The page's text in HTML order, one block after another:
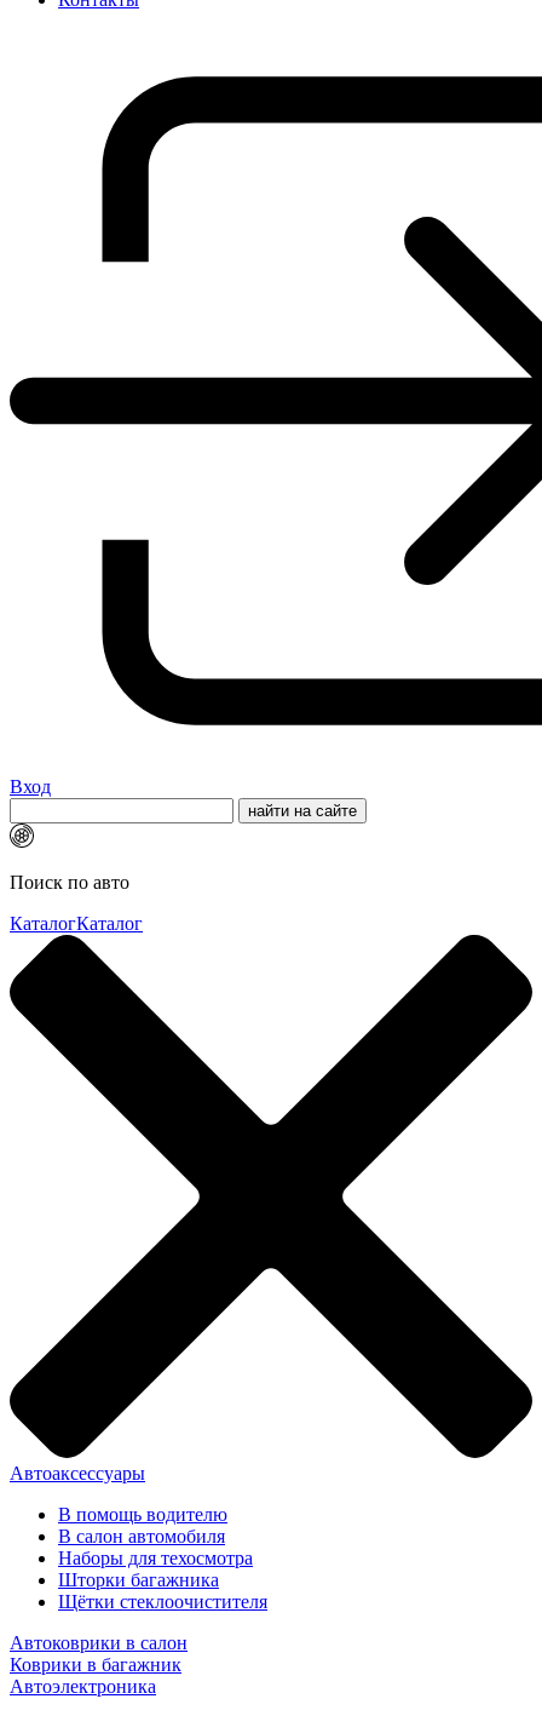
Вход
Поиск по авто
КаталогКаталог
Автоаксессуары
В помощь водителю
В салон автомобиля
Наборы для техосмотра
Шторки багажника
Щётки стеклоочистителя
Автоковрики в салон
Коврики в багажник
Автоэлектроника